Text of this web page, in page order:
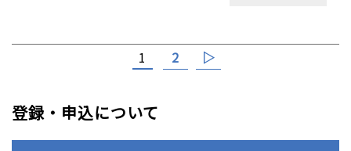
1 2 ▷
登録・申込について